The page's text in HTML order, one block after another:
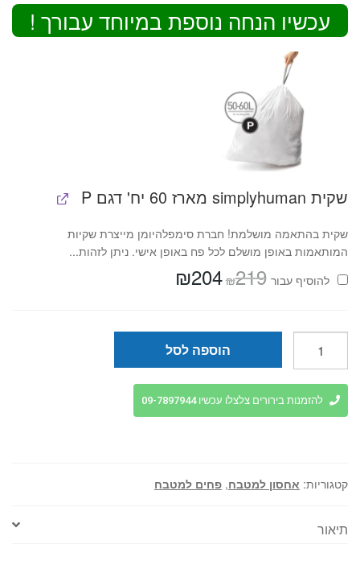
היה:
₪1,479.
הוא:
₪1,099.
עכשיו הנחה נוספת במיוחד עבורך !
שקית simplyhuman מארז 60 יח' דגם P
שקית בהתאמה מושלמת! חברת סימפלהיומן מייצרת שקיות
המותאמות באופן מושלם לכל פח באופן אישי. ניתן לזהות...
להוסיף⁦⁩ עבור
₪219 המחיר
המקורי₪204
פח
דוושה
חצי
60
SIMPLE
הוספה לסל
להזמנות בירורים צלצלו עכשיו 09-7897944
קטגוריות: אחסון למטבח, פחים למטבח
תיאור